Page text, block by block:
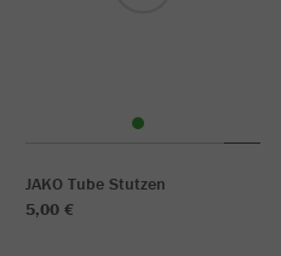
JAKO Tube Stutzen
5,00 €